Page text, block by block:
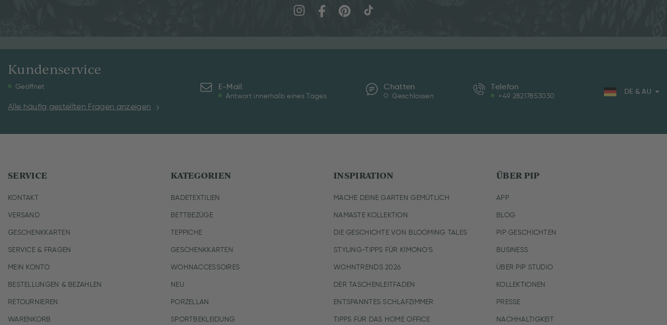
Kundenservice
Geöffnet
Alle häufig gestellten Fragen anzeigen
E-Mail
Antwort innerhalb eines Tages
Chatten
Geschlossen
Telefon
+49 28217853030
DE & AU
SERVICE
KONTAKT
VERSAND
GESCHENKKARTEN
SERVICE & FRAGEN
MEIN KONTO
BESTELLUNGEN & BEZAHLEN
RETOURNIEREN
WARENKORB
KATEGORIEN
BADETEXTILIEN
BETTBEZÜGE
TEPPICHE
GESCHENKKARTEN
WOHNACCESSOIRES
NEU
PORZELLAN
SPORTBEKLEIDUNG
INSPIRATION
MACHE DEINE GARTEN GEMÜTLICH
NAMASTE KOLLEKTION
DIE GESCHICHTE VON BLOOMING TALES
STYLING-TIPPS FÜR KIMONO'S
WOHNTRENDS 2026
DER TASCHENLEITFADEN
ENTSPANNTES SCHLAFZIMMER
TIPPS FÜR DAS HOME OFFICE
ÜBER PIP
APP
BLOG
PIP GESCHICHTEN
BUSINESS
ÜBER PIP STUDIO
KOLLEKTIONEN
PRESSE
NACHHALTIGKEIT